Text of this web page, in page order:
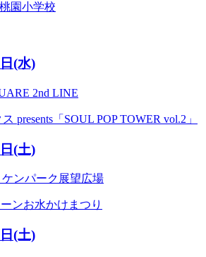
園小学校
(水)
2nd LINE
presents「SOUL POP TOWER vol.2」
(土)
ンパーク展望広場
ンお水かけまつり
(土)